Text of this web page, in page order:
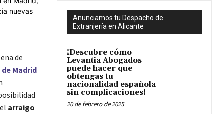
de
Madrid
arraigo
Anunciamos tu Despacho de
Extranjería en Alicante
¡Descubre cómo
Levantia Abogados
puede hacer que
obtengas tu
nacionalidad española
sin complicaciones!
20 de febrero de 2025